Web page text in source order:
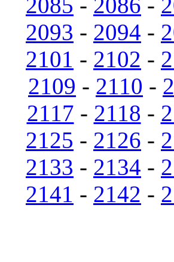
2093 - 2094 -
2101 - 2102 -
2109 - 2110 -
2117 - 2118 -
2125 - 2126 -
2133 - 2134 -
2141 - 2142 -